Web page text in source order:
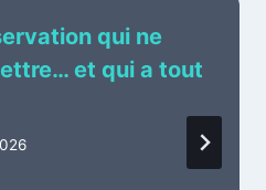
qui ne
et qui a tout